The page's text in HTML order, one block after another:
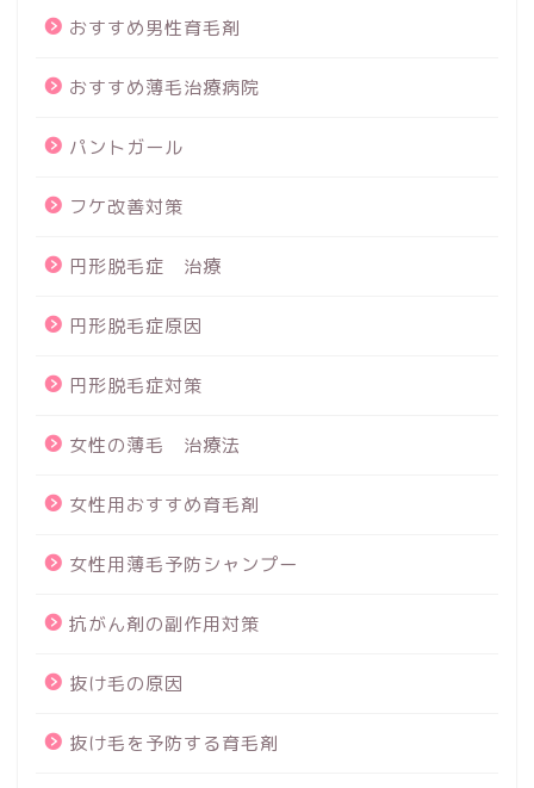
おすすめ男性育毛剤
おすすめ薄毛治療病院
パントガール
フケ改善対策
円形脱毛症 治療
円形脱毛症原因
円形脱毛症対策
女性の薄毛 治療法
女性用おすすめ育毛剤
女性用薄毛予防シャンプー
抗がん剤の副作用対策
抜け毛の原因
抜け毛を予防する育毛剤